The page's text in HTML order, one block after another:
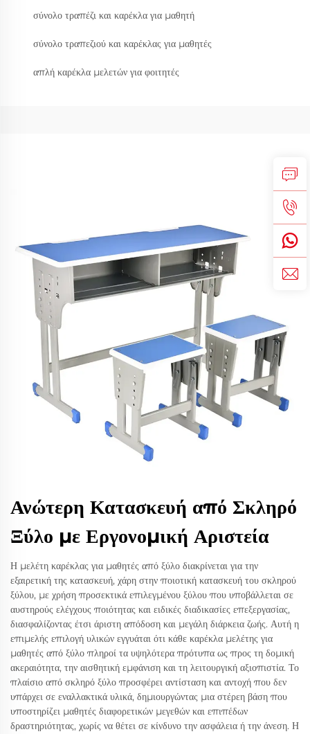
σύνολο τραπέζι και καρέκλα για μαθητή
σύνολο τραπεζιού και καρέκλας για μαθητές
απλή καρέκλα μελετών για φοιτητές
Ανώτερη Κατασκευή από Σκληρό
Ξύλο με Εργονομική Αριστεία
Η μελέτη καρέκλας για μαθητές από ξύλο διακρίνεται για την
εξαιρετική της κατασκευή, χάρη στην ποιοτική κατασκευή του σκληρού
ξύλου, με χρήση προσεκτικά επιλεγμένου ξύλου που υποβάλλεται σε
αυστηρούς ελέγχους ποιότητας και ειδικές διαδικασίες επεξεργασίας,
διασφαλίζοντας έτσι άριστη απόδοση και μεγάλη διάρκεια ζωής. Αυτή η
επιμελής επιλογή υλικών εγγυάται ότι κάθε καρέκλα μελέτης για
μαθητές από ξύλο πληροί τα υψηλότερα πρότυπα ως προς τη δομική
ακεραιότητα, την αισθητική εμφάνιση και τη λειτουργική αξιοπιστία. Το
πλαίσιο από σκληρό ξύλο προσφέρει αντίσταση και αντοχή που δεν
υπάρχει σε εναλλακτικά υλικά, δημιουργώντας μια στέρεη βάση που
υποστηρίζει μαθητές διαφορετικών μεγεθών και επιπέδων
δραστηριότητας, χωρίς να θέτει σε κίνδυνο την ασφάλεια ή την άνεση. Η